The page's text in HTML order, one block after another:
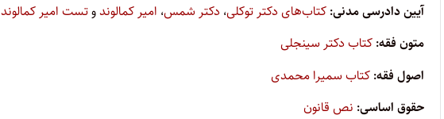
آیین دادرسی مدنی: کتاب‌های دکتر توکلی، دکتر شمس، امیر کمالوندوتست امیر کمالوند
متون فقه: کتاب دکتر سینجلی
اصول فقه: کتاب سمیرا محمدی
حقوق اساسی: نص قانون